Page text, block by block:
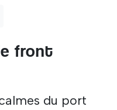
front
du port